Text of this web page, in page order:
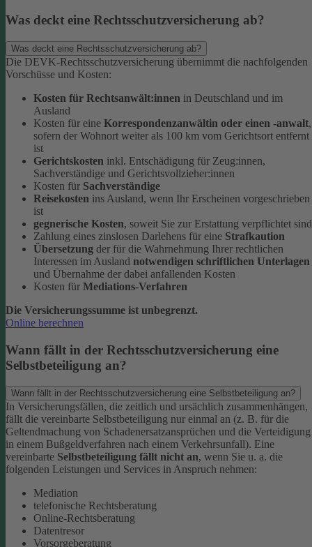
Was deckt eine Rechtsschutzversicherung ab?
Was deckt eine Rechtsschutzversicherung ab?
Die DEVK-Rechtsschutzversicherung übernimmt die nachfolgenden
Vorschüsse und Kosten:
Kosten für Rechtsanwält:innen in Deutschland und im
Ausland
Kosten für eine Korrespondenzanwältin oder einen -anwalt,
sofern der Wohnort weiter als 100 km vom Gerichtsort entfernt
ist
Gerichtskosten inkl. Entschädigung für Zeug:innen,
Sachverständige und Gerichtsvollzieher:innen
Kosten für Sachverständige
Reisekosten ins Ausland, wenn Ihr Erscheinen vorgeschrieben
ist
gegnerische Kosten, soweit Sie zur Erstattung verpflichtet sind
Zahlung eines zinslosen Darlehens für eine Strafkaution
Übersetzung der für die Wahrnehmung Ihrer rechtlichen
Interessen im Ausland notwendigen schriftlichen Unterlagen
und Übernahme der dabei anfallenden Kosten
Kosten für Mediations-Verfahren
Die Versicherungssumme ist unbegrenzt.
Online berechnen
Wann fällt in der Rechtsschutzversicherung eine
Selbstbeteiligung an?
Wann fällt in der Rechtsschutzversicherung eine Selbstbeteiligung an?
In Versicherungsfällen, die zeitlich und ursächlich zusammenhängen,
fällt die vereinbarte Selbstbeteiligung nur einmal an (z. B. für die
Geltendmachung von Schadenersatzansprüchen und die Verteidigung
in einem Bußgeldverfahren nach einem Verkehrsunfall). Eine
vereinbarte Selbstbeteiligung fällt nicht an, wenn Sie u. a. die
folgenden Leistungen und Services in Anspruch nehmen:
Mediation
telefonische Rechtsberatung
Online-Rechtsberatung
Datentresor
Vorsorgeberatung